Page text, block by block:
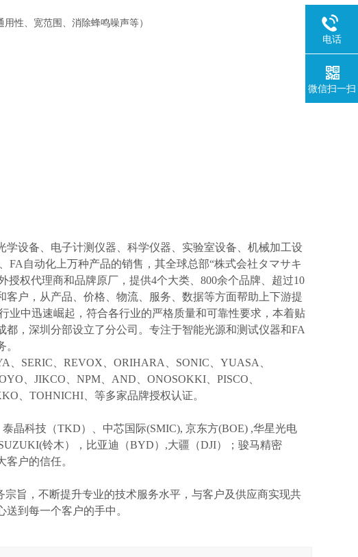
性、宽范围、消除蜂鸣噪声等）
设备、电子计测仪器、科学仪器、实验室设备、机械加工设
FA自动化上万种产品的销售，其全球总部“株式会社タマサキ
授权代理商和品牌原厂，提供4个大类、800余个品牌、超过10
客户，从产品、价格、物流、服务、数据等方面帮助上下游提
业中迅速崛起，符合各行业的严格质量和可靠性要求，本着贴
，深圳分部设立了分公司。专注于智能光源和测试仪器和FA
、SERIC、REVOX、ORIHARA、SONIC、YUASA、
、JIKCO、NPM、AND、ONOSOKKI、PISCO、
、TOHNICHI、等多家品牌授权认证。
晶科技（TKD）、中芯国际(SMIC), 京东方(BOE) ,华星光电
铃木），比亚迪（BYD）,大疆（DJI）；骏马精密
客户的信任。
宗旨，不断提升专业的技术服务水平，与客户及供应商实现共
到每一个客户的手中。
电话
微信扫一扫